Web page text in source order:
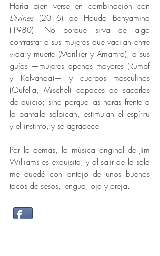
Haría bien verse en combinación con
Divines (2016) de Houda Benyamina
(1980). No porque sirva de algo
contrastar a sus mujeres que vacilan entre
vida y muerte (Marillier y Amamra), a sus
guías —mujeres apenas mayores (Rumpf
y Kalvanda)— y cuerpos masculinos
(Oufella, Mischel) capaces de sacarlas
de quicio; sino porque las horas frente a
la pantalla salpican, estimulan el espíritu
y el instinto, y se agradece.
Por lo demás, la música original de Jim
Williams es exquisita, y al salir de la sala
me quedé con antojo de unos buenos
tacos de sesos, lengua, ojo y oreja.